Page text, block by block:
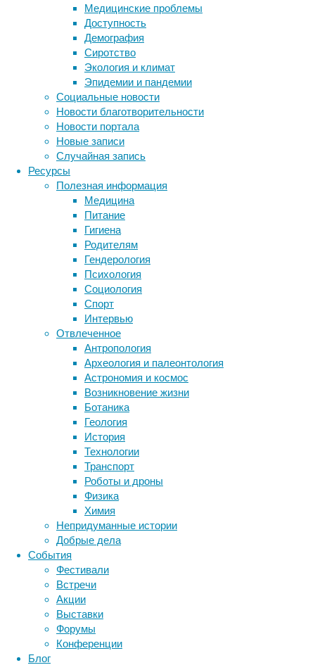
Медицинские проблемы
Доступность
Демография
Сиротство
Экология и климат
Эпидемии и пандемии
Социальные новости
Новости благотворительности
Новости портала
Новые записи
Случайная запись
Ресурсы
Полезная информация
Медицина
Питание
Гигиена
Родителям
Гендерология
Психология
Социология
Спорт
Интервью
Отвлеченное
Антропология
Археология и палеонтология
Астрономия и космос
Возникновение жизни
Ботаника
Геология
История
Технологии
Транспорт
Роботы и дроны
Физика
Химия
Непридуманные истории
Добрые дела
События
Фестивали
Встречи
Акции
Выставки
Форумы
Конференции
Блог
Укус
комара —
всего
лишь
минутная
неприятность?
Во
многих
частях
света
он
может
быть
страшен.
Один
из
видов
комаров,
Aedes
aegypti
он
же
комар
жёлтолихорадочный,
способствует
распространению
вирусов,
вызывающих
свыше
миллиарда
случаев
денге,
жёлтой
лихорадки,
Зика
и других
заболеваний
Метки
ДНК бактерии биология
биотехнология
генетика дети
здоровье знания
инструменты и методы
исследования
медицина
мозг наука
нейробиология
нейрофизиология
поведение
сон социальные проблемы
физиология